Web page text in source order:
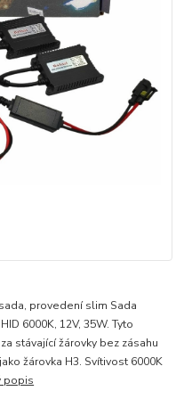
provedení slim Sada
6000K, 12V, 35W. Tyto
stávající žárovky bez zásahu
žárovka H3. Svítivost 6000K
popis